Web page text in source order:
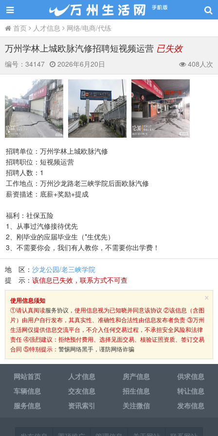
首页 人才信息 网络/电商/代练
万州学林上城欧脉汽修招聘短视频运营 已失效
编号： 34147 2026年6月20日 408人次
招聘单位：万州学林上城欧脉汽修
招聘职位：短视频运营
招聘人数：1
工作地点：万州沙龙路老三峡学院后面欧脉汽修
薪资描述：底薪+奖励+提成
福利：社保五险
1、从事过汽修接待优先
2、刚毕业的应届毕业生（*生优先）
3、不需要你会，我们有人教你，不需要你出学费！
地 区： 沙龙公园/老三峡学院
提 示： 该信息已失效，联系方式不可查
×
使用信息须知
①请认真阅读服务协议 ，使用信息视为已知晓并同意该协议 ②该信息（含图
片）由用户自行发布，其真实性、准确性和合法性由信息发布者负责 ③万州
生活网仅提供信息交流平台，不介入任何交易过程，不承担安全风险和法律
责任 ④强烈建议：拒绝预付费用、选择见面交易、核验证照资质、签订交易
合同 ⑤特别提示： 警惕网络黑手，谨防网络诈骗
网站首页 人才信息 房产信息
供求信息
车辆信息
交友信息 招生信息
转让信息
服务信息
资讯索引 关注微信 发布信息